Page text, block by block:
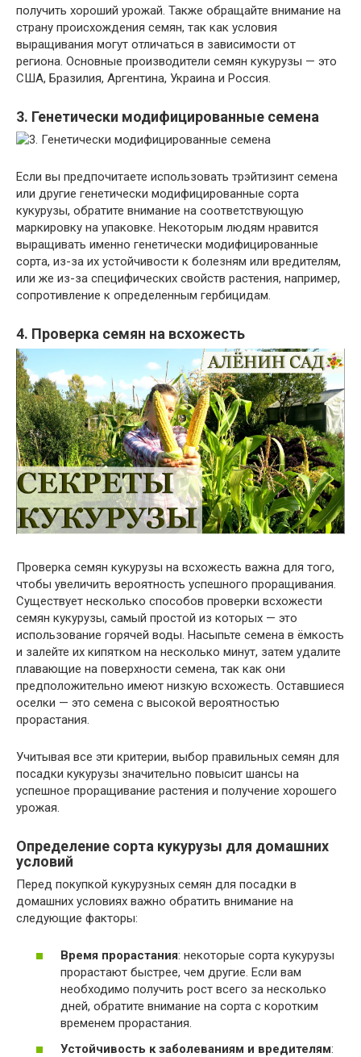
получить хороший урожай. Также обращайте внимание на
страну происхождения семян, так как условия
выращивания могут отличаться в зависимости от
региона. Основные производители семян кукурузы — это
США, Бразилия, Аргентина, Украина и Россия.
3. Генетически модифицированные семена
Если вы предпочитаете использовать трэйтизинт семена
или другие генетически модифицированные сорта
кукурузы, обратите внимание на соответствующую
маркировку на упаковке. Некоторым людям нравится
выращивать именно генетически модифицированные
сорта, из-за их устойчивости к болезням или вредителям,
или же из-за специфических свойств растения, например,
сопротивление к определенным гербицидам.
4. Проверка семян на всхожесть
Проверка семян кукурузы на всхожесть важна для того,
чтобы увеличить вероятность успешного проращивания.
Существует несколько способов проверки всхожести
семян кукурузы, самый простой из которых — это
использование горячей воды. Насыпьте семена в ёмкость
и залейте их кипятком на несколько минут, затем удалите
плавающие на поверхности семена, так как они
предположительно имеют низкую всхожесть. Оставшиеся
оселки — это семена с высокой вероятностью
прорастания.
Учитывая все эти критерии, выбор правильных семян для
посадки кукурузы значительно повысит шансы на
успешное проращивание растения и получение хорошего
урожая.
Определение сорта кукурузы для домашних
условий
Перед покупкой кукурузных семян для посадки в
домашних условиях важно обратить внимание на
следующие факторы:
Время прорастания: некоторые сорта кукурузы
прорастают быстрее, чем другие. Если вам
необходимо получить рост всего за несколько
дней, обратите внимание на сорта с коротким
временем прорастания.
Устойчивость к заболеваниям и вредителям: